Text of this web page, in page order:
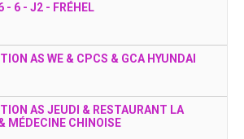
- 6 - J2 - FRÉHEL
AS WE & CPCS & GCA HYUNDAI
AS JEUDI & RESTAURANT LA
MÉDECINE CHINOISE